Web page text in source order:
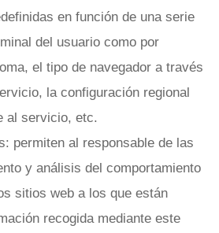
en función de una serie
del usuario como por
el tipo de navegador a través
la configuración regional
al servicio, etc.
permiten al responsable de las
y análisis del comportamiento
sitios web a los que están
recogida mediante este